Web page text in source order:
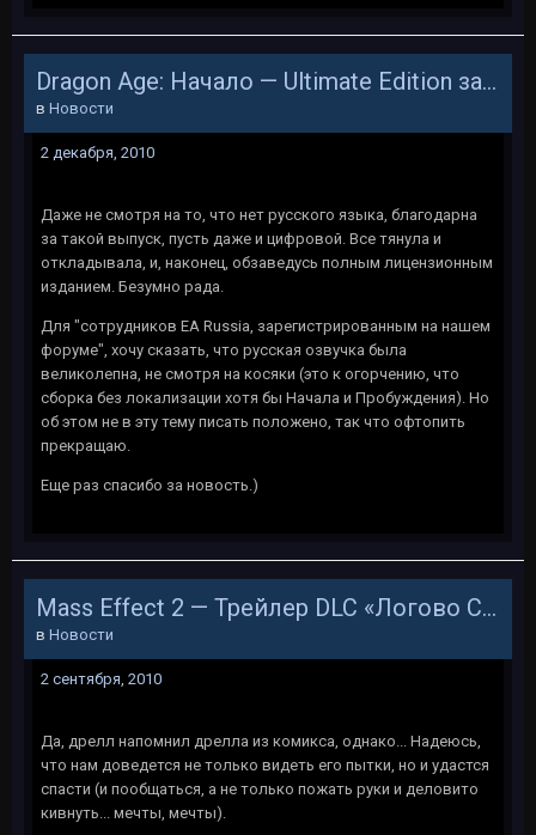
Dragon Age: Начало — Ultimate Edition за 999 рублей
в Новости
2 декабря, 2010
Даже не смотря на то, что нет русского языка, благодарна
за такой выпуск, пусть даже и цифровой. Все тянула и
откладывала, и, наконец, обзаведусь полным лицензионным
изданием. Безумно рада.
Для "сотрудников EA Russia, зарегистрированным на нашем
форуме", хочу сказать, что русская озвучка была
великолепна, не смотря на косяки (это к огорчению, что
сборка без локализации хотя бы Начала и Пробуждения). Но
об этом не в эту тему писать положено, так что офтопить
прекращаю.
Еще раз спасибо за новость.)
Mass Effect 2 — Трейлер DLC «Логово Серого Посредника»
в Новости
2 сентября, 2010
Да, дрелл напомнил дрелла из комикса, однако... Надеюсь,
что нам доведется не только видеть его пытки, но и удастся
спасти (и пообщаться, а не только пожать руки и деловито
кивнуть... мечты, мечты).